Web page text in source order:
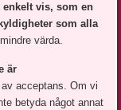
enkelt vis, som en
som alla
värda.
är
av acceptans. Om vi
betyda något annat